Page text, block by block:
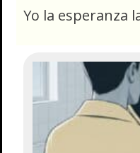
Yo la esperanza